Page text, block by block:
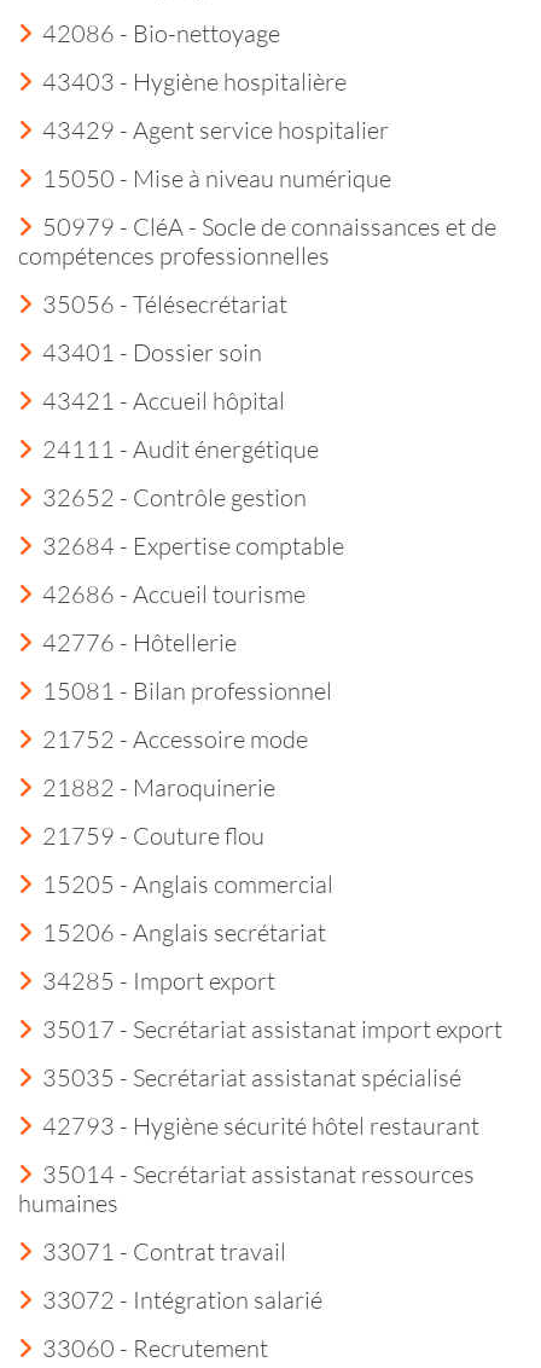
42086 - Bio-nettoyage
43403 - Hygiène hospitalière
43429 - Agent service hospitalier
15050 - Mise à niveau numérique
50979 - CléA - Socle de connaissances et de
compétences professionnelles
35056 - Télésecrétariat
43401 - Dossier soin
43421 - Accueil hôpital
24111 - Audit énergétique
32652 - Contrôle gestion
32684 - Expertise comptable
42686 - Accueil tourisme
42776 - Hôtellerie
15081 - Bilan professionnel
21752 - Accessoire mode
21882 - Maroquinerie
21759 - Couture flou
15205 - Anglais commercial
15206 - Anglais secrétariat
34285 - Import export
35017 - Secrétariat assistanat import export
35035 - Secrétariat assistanat spécialisé
42793 - Hygiène sécurité hôtel restaurant
35014 - Secrétariat assistanat ressources
humaines
33071 - Contrat travail
33072 - Intégration salarié
33060 - Recrutement